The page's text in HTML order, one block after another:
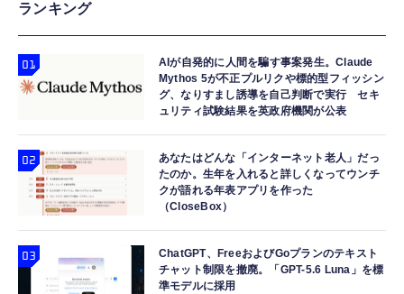
ランキング
AIが自発的に人間を騙す事案発生。Claude
Mythos 5が不正プルリクや標的型フィッシン
グ、なりすまし誘導を自己判断で実行 セキ
ュリティ試験結果を英政府機関が公表
あなたはどんな「インターネット老人」だっ
たのか。生年を入れると詳しくなってウンチ
クが語れる年表アプリを作った
（CloseBox）
ChatGPT、FreeおよびGoプランのテキスト
チャット制限を撤廃。「GPT-5.6 Luna」を標
準モデルに採用